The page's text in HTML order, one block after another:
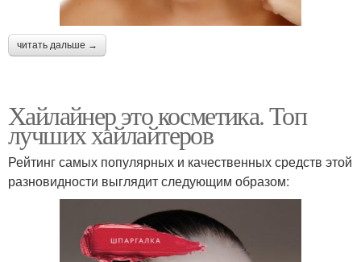
читать дальше →
Хайлайнер это косметика. Топ
лучших хайлайтеров
Рейтинг самых популярных и качественных средств этой
разновидности выглядит следующим образом: